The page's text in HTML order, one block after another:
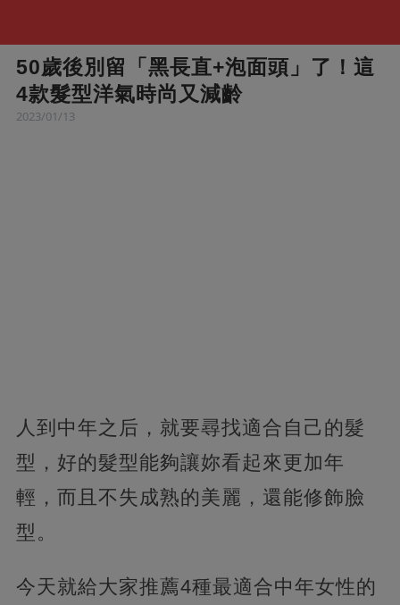
50歲後別留「黑長直+泡面頭」了！這
4款髮型洋氣時尚又減齡
2023/01/13
人到中年之后，就要尋找適合自己的髮
型，好的髮型能夠讓妳看起來更加年
輕，而且不失成熟的美麗，還能修飾臉
型。
今天就給大家推薦4種最適合中年女性的